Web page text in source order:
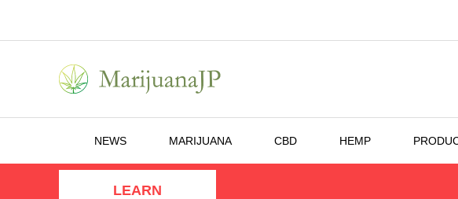
NEWS MARIJUANA CBD HEMP
LEARN